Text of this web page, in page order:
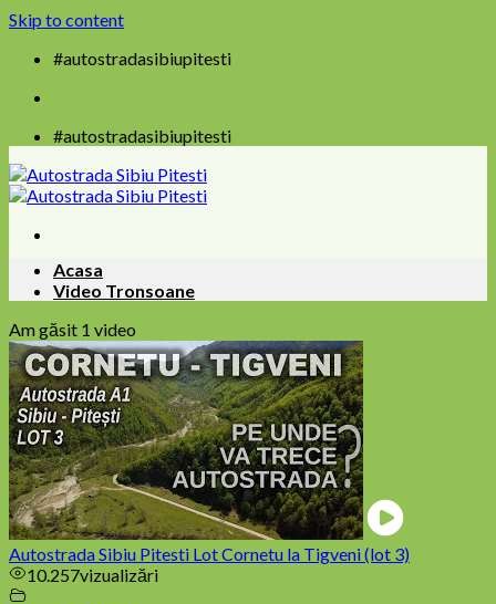
Skip to content
#autostradasibiupitesti
#autostradasibiupitesti
Acasa
Video Tronsoane
Am găsit 1 video
Autostrada Sibiu Pitesti Lot Cornetu la Tigveni (lot 3)
10.257vizualizări